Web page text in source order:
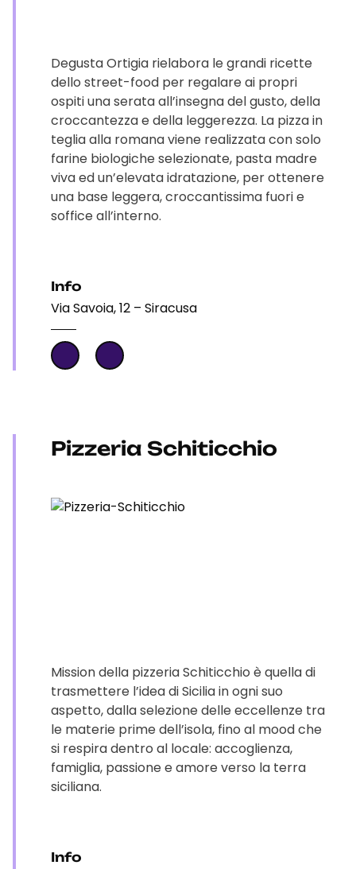
Degusta Ortigia rielabora le grandi ricette
dello street-food per regalare ai propri
ospiti una serata all’insegna del gusto, della
croccantezza e della leggerezza. La pizza in
teglia alla romana viene realizzata con solo
farine biologiche selezionate, pasta madre
viva ed un’elevata idratazione, per ottenere
una base leggera, croccantissima fuori e
soffice all’interno.
Info
Via Savoia, 12 – Siracusa
Pizzeria Schiticchio
Mission della pizzeria Schiticchio è quella di
trasmettere l’idea di Sicilia in ogni suo
aspetto, dalla selezione delle eccellenze tra
le materie prime dell’isola, fino al mood che
si respira dentro al locale: accoglienza,
famiglia, passione e amore verso la terra
siciliana.
Info